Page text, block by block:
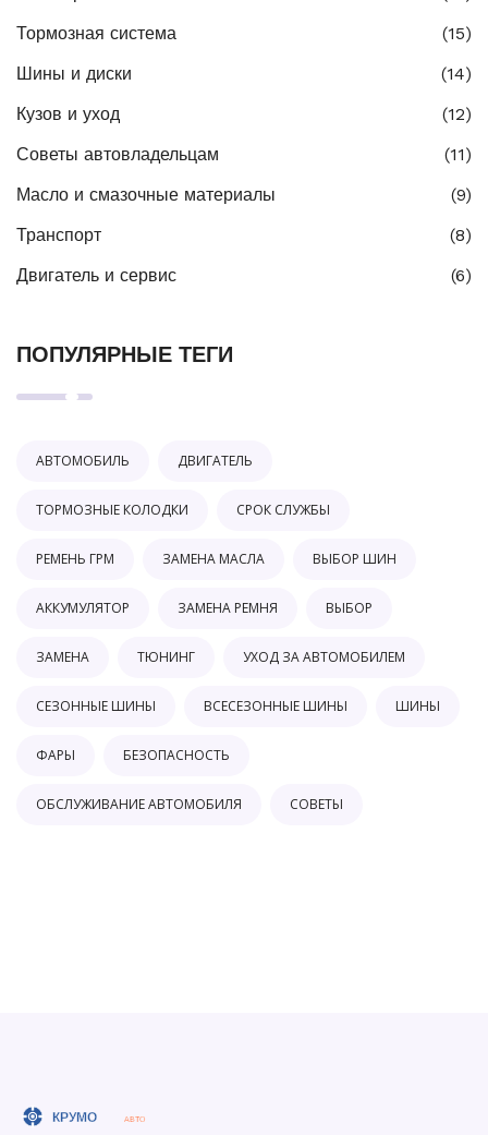
Тормозная система
(15)
Шины и диски
(14)
Кузов и уход
(12)
Советы автовладельцам
(11)
Масло и смазочные материалы
(9)
Транспорт
(8)
Двигатель и сервис
(6)
ПОПУЛЯРНЫЕ ТЕГИ
АВТОМОБИЛЬ ДВИГАТЕЛЬ
ТОРМОЗНЫЕ КОЛОДКИ СРОК СЛУЖБЫ
РЕМЕНЬ ГРМ ЗАМЕНА МАСЛА ВЫБОР ШИН
АККУМУЛЯТОР ЗАМЕНА РЕМНЯ ВЫБОР
ЗАМЕНА ТЮНИНГ УХОД ЗА АВТОМОБИЛЕМ
СЕЗОННЫЕ ШИНЫ ВСЕСЕЗОННЫЕ ШИНЫ ШИНЫ
ФАРЫ БЕЗОПАСНОСТЬ
ОБСЛУЖИВАНИЕ АВТОМОБИЛЯ СОВЕТЫ